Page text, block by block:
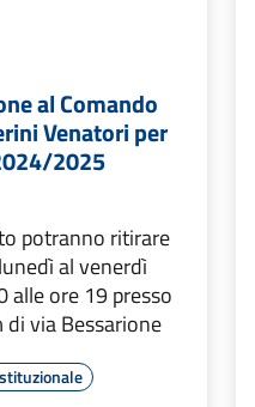
al Comando
Venatori per
2025
potranno ritirare
al venerdì
alle ore 19 presso
via Bessarione